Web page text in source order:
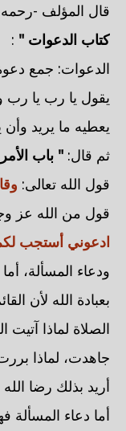
قال المؤلف -
كتاب الدعوات " :
الدعوات: جمع
يقول يا رب يا رب
يعطيه ما يريد
ثم قال: " باب
قول الله تعالى:
قول من الله عز
ادعوني أستجب
ودعاء المسألة،
بعبادة الله لأن
الصلاة لماذا
جاهدت، لماذا
أريد بذلك رضا
أما دعاء المسألة